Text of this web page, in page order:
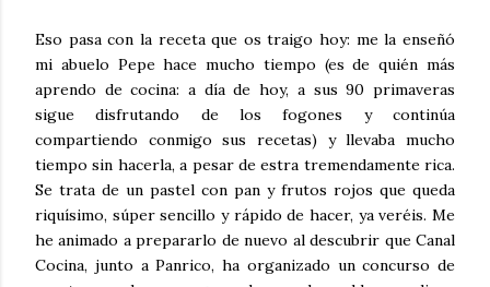
Eso pasa con la receta que os traigo hoy: me la enseñó
mi abuelo Pepe hace mucho tiempo (es de quién más
aprendo de cocina: a día de hoy, a sus 90 primaveras
sigue disfrutando de los fogones y continúa
compartiendo conmigo sus recetas) y llevaba mucho
tiempo sin hacerla, a pesar de estra tremendamente rica.
Se trata de un pastel con pan y frutos rojos que queda
riquísimo, súper sencillo y rápido de hacer, ya veréis. Me
he animado a prepararlo de nuevo al descubrir que Canal
Cocina, junto a Panrico, ha organizado un concurso de